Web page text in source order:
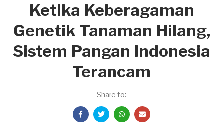
Ketika Keberagaman
Genetik Tanaman Hilang,
Sistem Pangan Indonesia
Terancam
Share to: